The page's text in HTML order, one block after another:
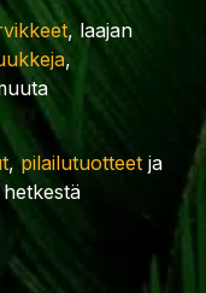
, laajan
,
,pilailutuotteet ja